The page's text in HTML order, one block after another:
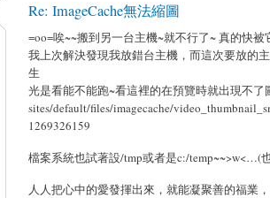
Re: ImageCache無法縮圖
=oo=唉~~搬到另一台主機~就不行了~ 真的快被
我上次解決發現我放錯台主機，而這次要放的
生
光是看能不能跑~看這裡的在預覽時就出現不了
sites/default/files/imagecache/
1269326159
檔案系統也試著設/tmp或者是c:/temp~~>w<…(
人人把心中的愛發揮出來，就能凝聚善的福業